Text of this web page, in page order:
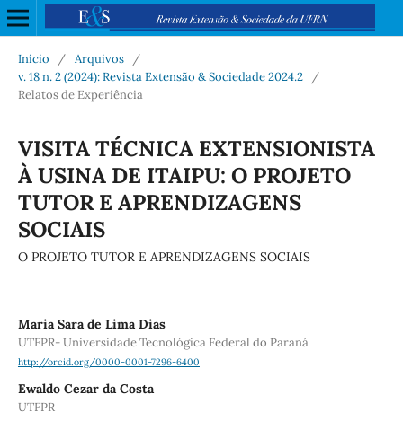
Início / Arquivos
/
v. 18 n. 2 (2024): Revista Extensão & Sociedade 2024.2
/
Relatos de Experiência
VISITA TÉCNICA EXTENSIONISTA
À USINA DE ITAIPU: O PROJETO
TUTOR E APRENDIZAGENS
SOCIAIS
O PROJETO TUTOR E APRENDIZAGENS SOCIAIS
Maria Sara de Lima Dias
UTFPR- Universidade Tecnológica Federal do Paraná
http://orcid.org/0000-0001-7296-6400
Ewaldo Cezar da Costa
UTFPR